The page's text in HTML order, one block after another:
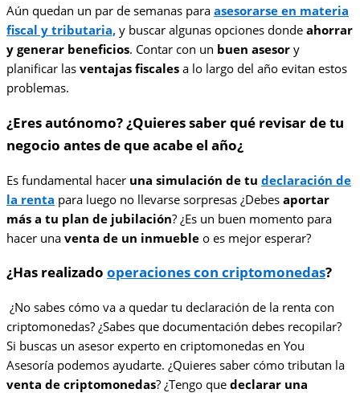
Aún quedan un par de semanas para asesorarse en materia
fiscal y tributaria, y buscar algunas opciones donde ahorrar
y generar beneficios. Contar con un buen asesor y
planificar las ventajas fiscales a lo largo del año evitan estos
problemas.
¿Eres autónomo? ¿Quieres saber qué revisar de tu
negocio antes de que acabe el año¿
Es fundamental hacer una simulación de tu declaración de
la renta para luego no llevarse sorpresas ¿Debes aportar
más a tu plan de jubilación? ¿Es un buen momento para
hacer una venta de un inmueble o es mejor esperar?
¿Has realizado operaciones con criptomonedas?
¿No sabes cómo va a quedar tu declaración de la renta con
criptomonedas? ¿Sabes que documentación debes recopilar?
Si buscas un asesor experto en criptomonedas en You
Asesoría podemos ayudarte. ¿Quieres saber cómo tributan la
venta de criptomonedas? ¿Tengo que declarar una